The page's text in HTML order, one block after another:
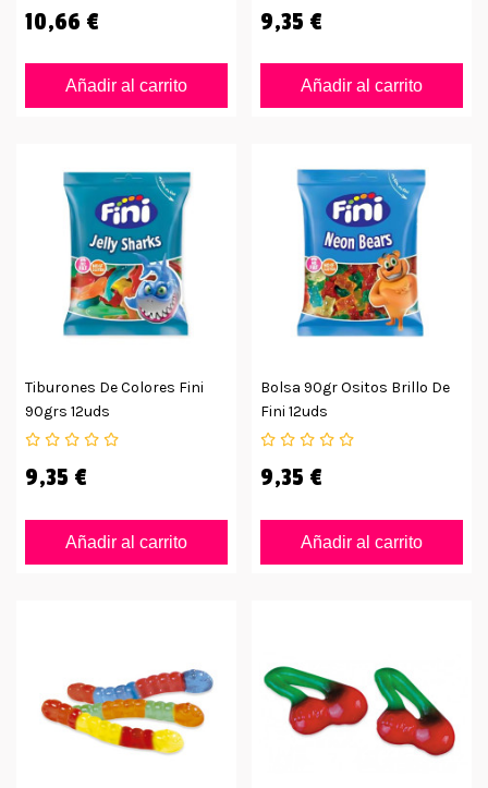
10,66 €
Añadir al carrito
9,35 €
Añadir al carrito
Tiburones De Colores Fini
90grs 12uds
9,35 €
Añadir al carrito
Bolsa 90gr Ositos Brillo De
Fini 12uds
9,35 €
Añadir al carrito